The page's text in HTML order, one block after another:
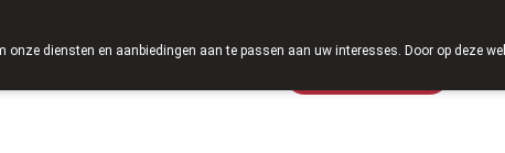
diensten en aanbiedingen aan te passen aan uw interesses. Door op deze